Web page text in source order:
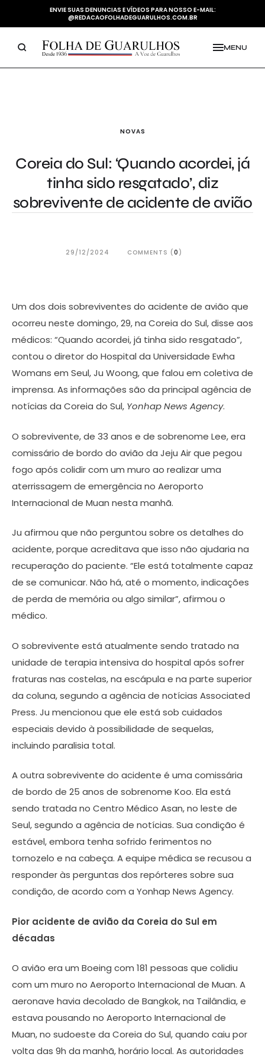
ENVIE SUAS DENUNCIAS E VÍDEOS PARA NOSSO E-MAIL:
@REDACAOFOLHADEGUARULHOS.COM.BR
MENU
NOVAS
Coreia do Sul: ‘Quando acordei, já
tinha sido resgatado’, diz
sobrevivente de acidente de avião
29/12/2024 COMMENTS (0 )
Um dos dois sobreviventes do acidente de avião que
ocorreu neste domingo, 29, na Coreia do Sul, disse aos
médicos: “Quando acordei, já tinha sido resgatado”,
contou o diretor do Hospital da Universidade Ewha
Womans em Seul, Ju Woong, que falou em coletiva de
imprensa. As informações são da principal agência de
notícias da Coreia do Sul, Yonhap News Agency.
O sobrevivente, de 33 anos e de sobrenome Lee, era
comissário de bordo do avião da Jeju Air que pegou
fogo após colidir com um muro ao realizar uma
aterrissagem de emergência no Aeroporto
Internacional de Muan nesta manhã.
Ju afirmou que não perguntou sobre os detalhes do
acidente, porque acreditava que isso não ajudaria na
recuperação do paciente. “Ele está totalmente capaz
de se comunicar. Não há, até o momento, indicações
de perda de memória ou algo similar”, afirmou o
médico.
O sobrevivente está atualmente sendo tratado na
unidade de terapia intensiva do hospital após sofrer
fraturas nas costelas, na escápula e na parte superior
da coluna, segundo a agência de notícias Associated
Press. Ju mencionou que ele está sob cuidados
especiais devido à possibilidade de sequelas,
incluindo paralisia total.
A outra sobrevivente do acidente é uma comissária
de bordo de 25 anos de sobrenome Koo. Ela está
sendo tratada no Centro Médico Asan, no leste de
Seul, segundo a agência de notícias. Sua condição é
estável, embora tenha sofrido ferimentos no
tornozelo e na cabeça. A equipe médica se recusou a
responder às perguntas dos repórteres sobre sua
condição, de acordo com a Yonhap News Agency.
Pior acidente de avião da Coreia do Sul em
décadas
O avião era um Boeing com 181 pessoas que colidiu
com um muro no Aeroporto Internacional de Muan. A
aeronave havia decolado de Bangkok, na Tailândia, e
estava pousando no Aeroporto Internacional de
Muan, no sudoeste da Coreia do Sul, quando caiu por
volta das 9h da manhã, horário local. As autoridades